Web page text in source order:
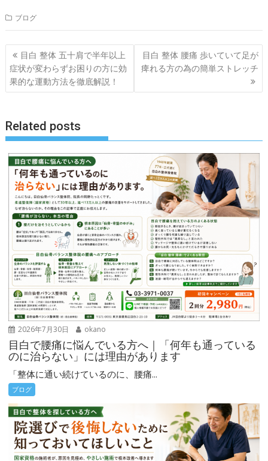
ブログ
投
稿
ナ
ビ
ー
シ
ョ
ン
目白 整体 五十肩で半年以上
症状が変わらずお困りの方に効
果的な運動方法を徹底解説！
目白 整体 腰痛 歩いていて足が
痺れる方の為の簡単ストレッチ
Related posts
2026年7月30日 okano
目白で腰痛に悩んでいる方へ｜「何年も通っている
のに治らない」には理由があります
「整体に通い続けているのに、腰痛...
ブログ